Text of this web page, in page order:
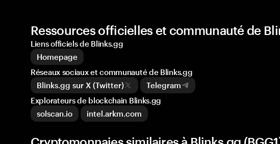
Ressources officielles et communauté de
Liens officiels de Blinks.gg
Homepage
Réseaux sociaux et communauté de Blinks.gg
Blinks.gg sur X (Twitter)
Telegram
Explorateurs de blockchain Blinks.gg
solscan.io
intel.arkm.com